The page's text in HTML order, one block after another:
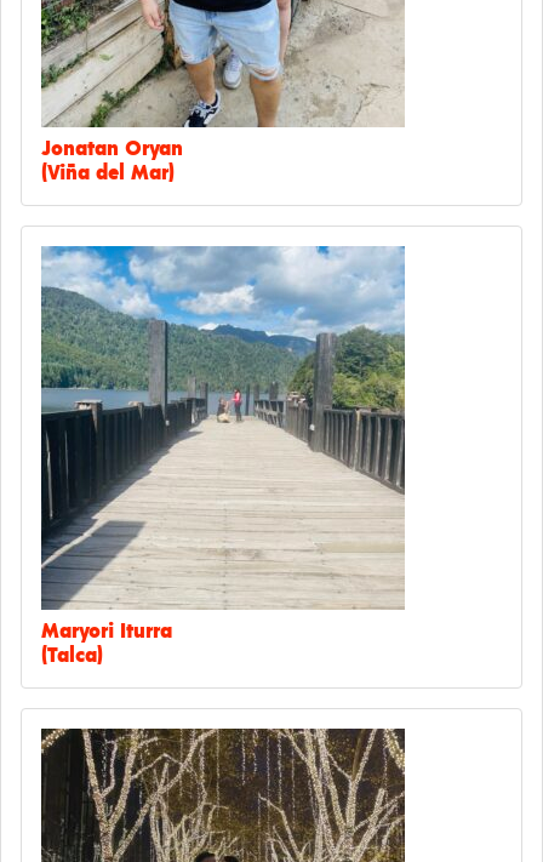
Jonatan Oryan
(Viña del Mar)
Maryori Iturra
(Talca)